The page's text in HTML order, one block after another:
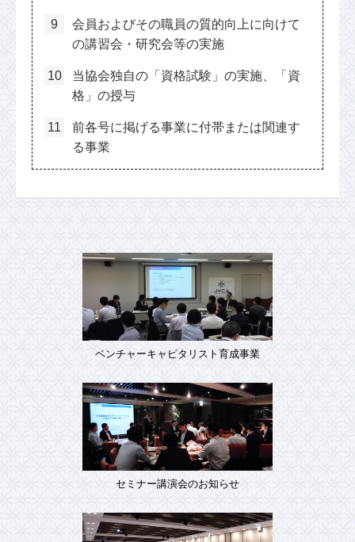
会員およびその職員の質的向上に向けて
の講習会・研究会等の実施
当協会独自の「資格試験」の実施、「資
格」の授与
前各号に掲げる事業に付帯または関連す
る事業
ベンチャーキャピタリスト育成事業
セミナー講演会のお知らせ